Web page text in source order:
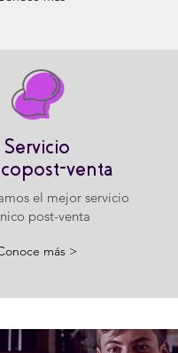
Servicio
venta
el mejor servicio
post-venta
más >